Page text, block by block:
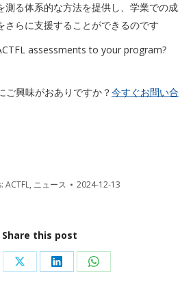
測る体系的な方法を提供し、学業での成
さらに支援することができるのです
assessments to your program?
ご興味がおありですか？今すぐお問い合
ACTFL, ニュース 2024-12-13
Share this post
Share Share Share